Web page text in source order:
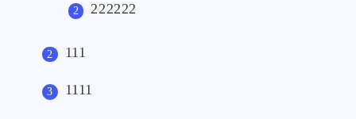
222222
111
1111